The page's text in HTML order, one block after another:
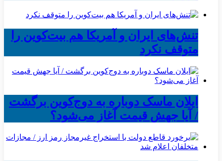
تنش‌های ایران و آمریکا هم بیت‌کوین را
متوقف نکرد
ایلان ماسک دوباره به دوج‌کوین برگشت
/ آیا جهش قیمت آغاز می‌شود؟